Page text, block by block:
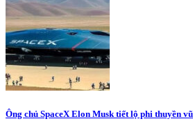
Ông chủ SpaceX Elon Musk tiết lộ phi thuyền